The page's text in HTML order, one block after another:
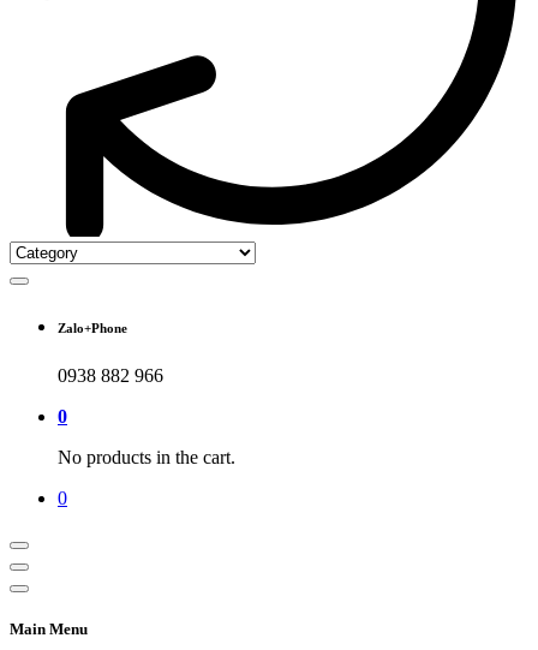
Zalo+Phone
0938 882 966
0
No products in the cart.
0
Main Menu